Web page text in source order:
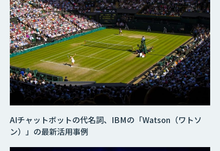
AIチャットボットの代名詞、IBMの「Watson（ワトソ
ン）」の最新活用事例